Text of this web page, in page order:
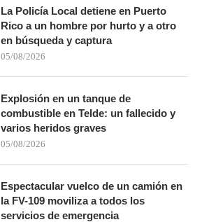
La Policía Local detiene en Puerto
Rico a un hombre por hurto y a otro
en búsqueda y captura
05/08/2026
Explosión en un tanque de
combustible en Telde: un fallecido y
varios heridos graves
05/08/2026
Espectacular vuelco de un camión en
la FV-109 moviliza a todos los
servicios de emergencia